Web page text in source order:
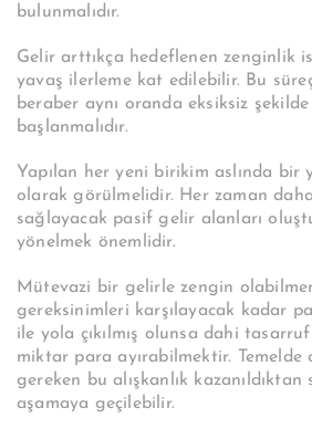
bulunmalıdır.
Gelir arttıkça hedeflenen zenginlik
yavaş ilerleme kat edilebilir. Bu
beraber aynı oranda eksiksiz
başlanmalıdır.
Yapılan her yeni birikim aslında bir
olarak görülmelidir. Her zaman
sağlayacak pasif gelir alanları
yönelmek önemlidir.
Mütevazi bir gelirle zengin
gereksinimleri karşılayacak kadar
ile yola çıkılmış olunsa dahi
miktar para ayırabilmektir. Temelde
gereken bu alışkanlık
aşamaya geçilebilir.